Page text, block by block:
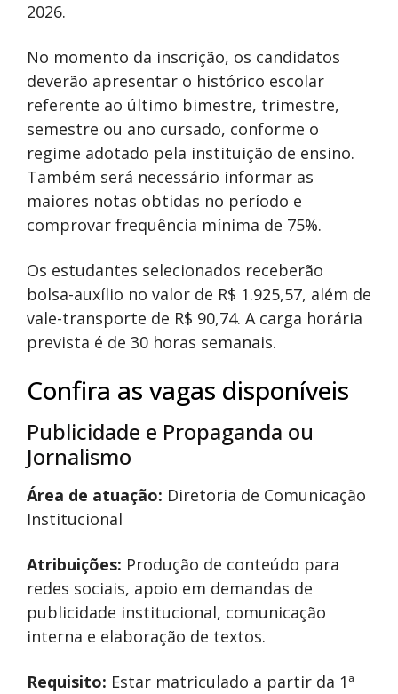
2026.
No momento da inscrição, os candidatos
deverão apresentar o histórico escolar
referente ao último bimestre, trimestre,
semestre ou ano cursado, conforme o
regime adotado pela instituição de ensino.
Também será necessário informar as
maiores notas obtidas no período e
comprovar frequência mínima de 75%.
Os estudantes selecionados receberão
bolsa-auxílio no valor de R$ 1.925,57, além de
vale-transporte de R$ 90,74. A carga horária
prevista é de 30 horas semanais.
Confira as vagas disponíveis
Publicidade e Propaganda ou
Jornalismo
Área de atuação: Diretoria de Comunicação
Institucional
Atribuições: Produção de conteúdo para
redes sociais, apoio em demandas de
publicidade institucional, comunicação
interna e elaboração de textos.
Requisito: Estar matriculado a partir da 1ª